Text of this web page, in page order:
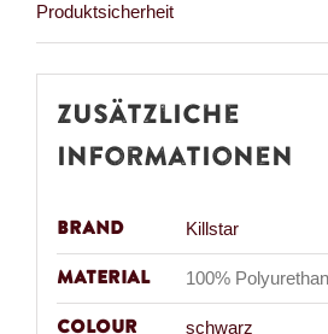
Produktsicherheit
Zusätzliche
Informationen
Brand Killstar
Material 100% Polyurethan
Colour schwarz